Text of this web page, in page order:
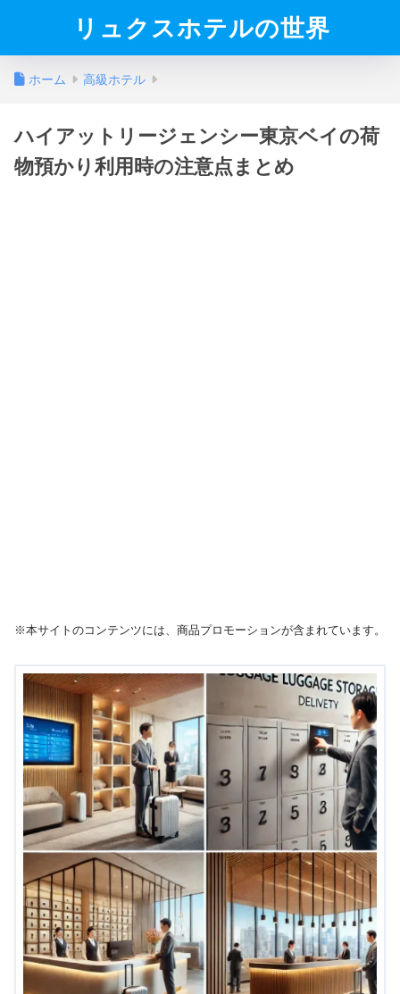
リュクスホテルの世界
ホーム 高級ホテル
ハイアットリージェンシー東京ベイの荷
物預かり利用時の注意点まとめ
※本サイトのコンテンツには、商品プロモーションが含まれています。